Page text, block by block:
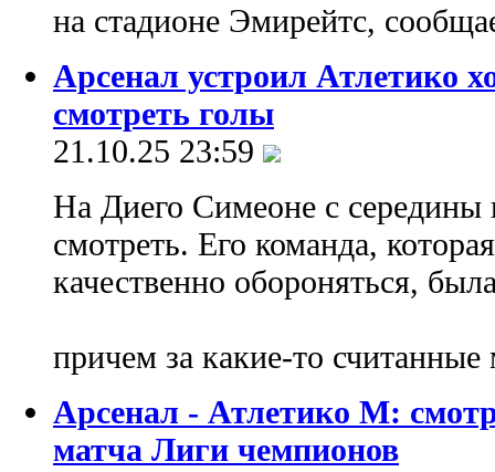
на стадионе Эмирейтс,
Арсенал устроил Атлетико
смотреть голы
21.10.25 23:59
На Диего Симеоне с середины
смотреть. Его команда,
качественно обороняться,
причем за какие-то
Арсенал - Атлетико М:
матча Лиги чемпионов